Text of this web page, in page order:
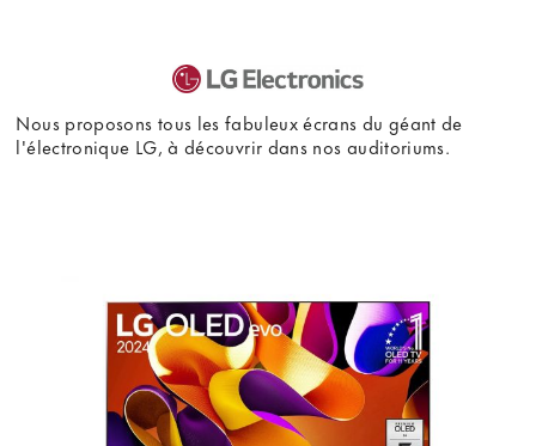
Nous proposons tous les fabuleux écrans du géant de
l'électronique LG, à découvrir dans nos auditoriums.